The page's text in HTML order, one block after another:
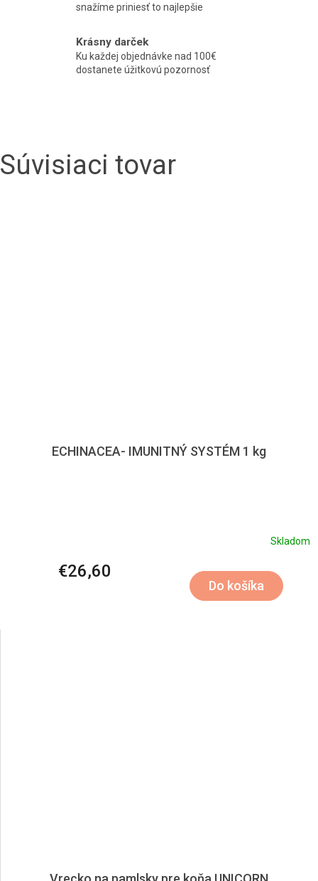
snažíme priniesť to najlepšie
Krásny darček
Ku každej objednávke nad 100€
dostanete úžitkovú pozornosť
Súvisiaci tovar
ECHINACEA- IMUNITNÝ SYSTÉM 1 kg
Skladom
€26,60
Do košíka